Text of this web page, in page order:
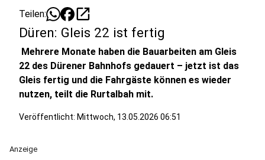
Teilen: open_in_new
Düren: Gleis 22 ist fertig
Mehrere Monate haben die Bauarbeiten am Gleis
22 des Dürener Bahnhofs gedauert – jetzt ist das
Gleis fertig und die Fahrgäste können es wieder
nutzen, teilt die Rurtalbah mit.
Veröffentlicht: Mittwoch, 13.05.2026 06:51
Anzeige